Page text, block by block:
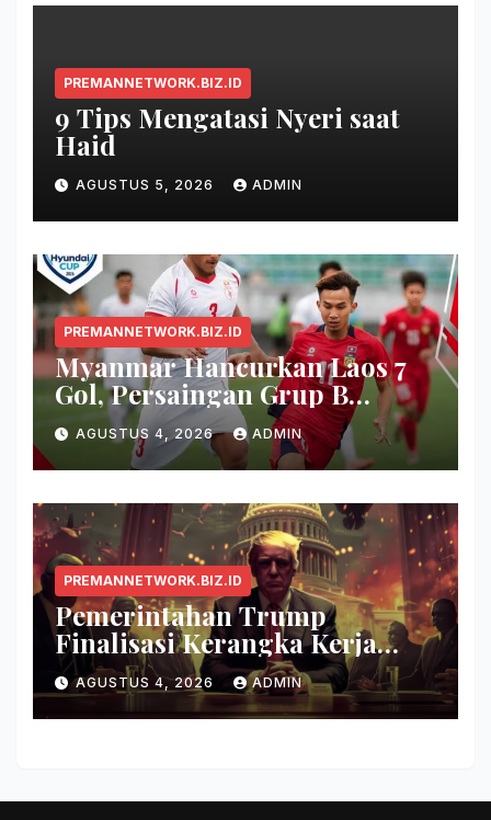
PREMANNETWORK.BIZ.ID
9 Tips Mengatasi Nyeri saat
Haid
AGUSTUS 5, 2026 ADMIN
PREMANNETWORK.BIZ.ID
Myanmar Hancurkan Laos 7
Gol, Persaingan Grup B
Memanas!
AGUSTUS 4, 2026 ADMIN
PREMANNETWORK.BIZ.ID
Pemerintahan Trump
Finalisasi Kerangka Kerja
Evaluasi Model AI Baru
AGUSTUS 4, 2026 ADMIN